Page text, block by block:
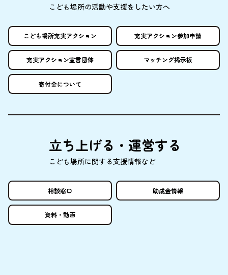
こども場所の活動や支援をしたい方へ
こども場所充実アクション 充実アクション参加申請
充実アクション宣言団体 マッチング掲示板
寄付金について
立ち上げる・ 運営する
こども場所に関する支援情報など
相談窓口 助成金情報
資料 ・ 動画